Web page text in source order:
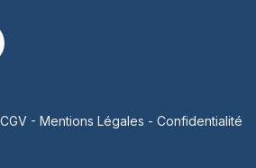
CGV - Mentions Légales - Confidentialité